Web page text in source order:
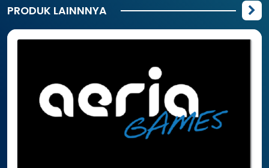
PRODUK LAINNNYA